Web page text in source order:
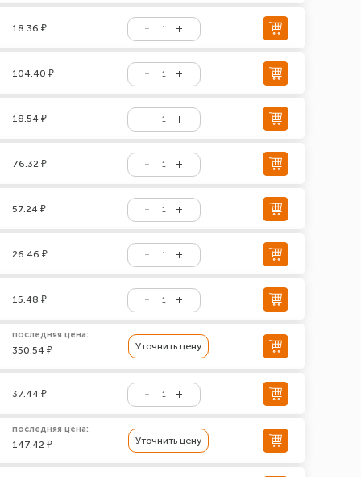
18.36 ₽
104.40 ₽
18.54 ₽
76.32 ₽
57.24 ₽
26.46 ₽
15.48 ₽
последняя цена:
350.54 ₽ Уточнить цену
37.44 ₽
последняя цена:
147.42 ₽ Уточнить цену